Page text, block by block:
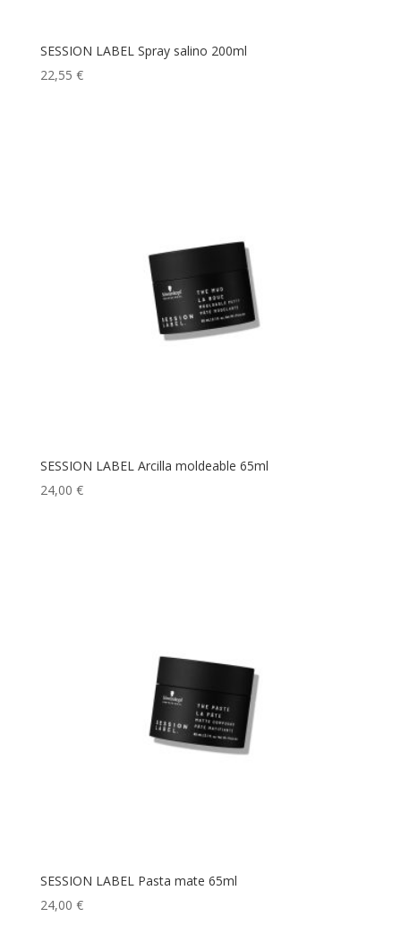
SESSION LABEL Spray salino 200ml
22,55 €
SESSION LABEL Arcilla moldeable 65ml
24,00 €
SESSION LABEL Pasta mate 65ml
24,00 €